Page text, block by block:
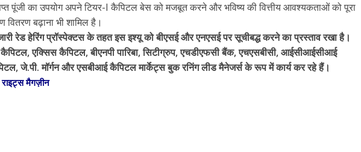
पूंजी का उपयोग अपने टियर-I कैपिटल बेस को मजबूत करने और भविष्य की वित्तीय आवश्यकताओं को पूरा
बढ़ाना भी शामिल है।
रेड हेरिंग प्रॉस्पेक्टस के तहत इस इश्यू को बीएसई और एनएसई पर सूचीबद्ध करने का प्रस्ताव रखा है।
कैपिटल, एक्सिस कैपिटल, बीएनपी पारिबा, सिटीग्रुप, एचडीएफसी बैंक, एचएसबीसी, आईसीआईसीआई
जे.पी. मॉर्गन और एसबीआई कैपिटल मार्केट्स बुक रनिंग लीड मैनेजर्स के रूप में कार्य कर रहे हैं।
मैगज़ीन